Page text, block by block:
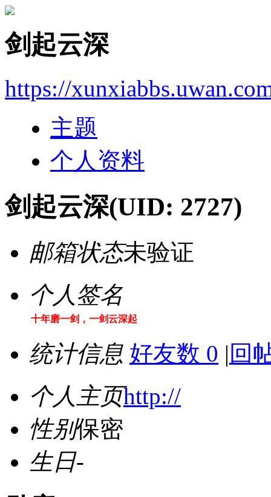
剑起云深
https://
主题
个人资料
剑起云深(UID: 2727)
邮箱状态未验证
个人签名
十年磨一剑，一剑云深起
统计信息 好友数 0 | 回
个人主页http://
性别保密
生日-